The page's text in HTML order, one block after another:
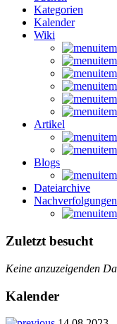
Kategorien
Kalender
Wiki
Artikel
Blogs
Dateiarchive
Nachverfolgungen
Zuletzt besucht
Keine anzuzeigenden
Kalender